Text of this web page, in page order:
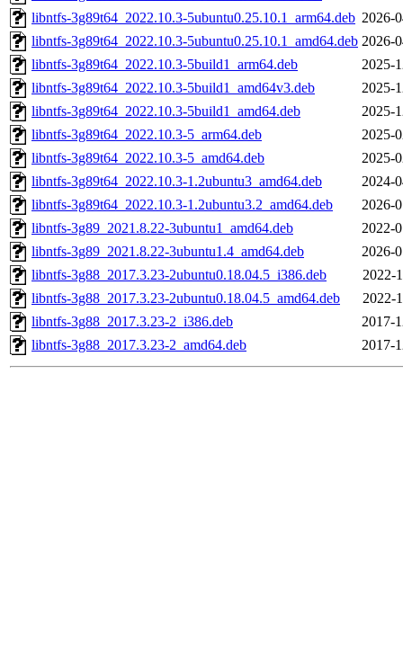
libntfs-3g89t64_2022.10.3-5ubuntu0.25.10.1_arm64.deb 2026-
libntfs-3g89t64_2022.10.3-5ubuntu0.25.10.1_amd64.deb 2026-
libntfs-3g89t64_2022.10.3-5build1_arm64.deb
2025-
libntfs-3g89t64_2022.10.3-5build1_amd64v3.deb
2025-
libntfs-3g89t64_2022.10.3-5build1_amd64.deb
2025-
libntfs-3g89t64_2022.10.3-5_arm64.deb
2025-
libntfs-3g89t64_2022.10.3-5_amd64.deb
2025-
libntfs-3g89t64_2022.10.3-1.2ubuntu3_amd64.deb
2024-
libntfs-3g89t64_2022.10.3-1.2ubuntu3.2_amd64.deb
2026-
libntfs-3g89_2021.8.22-3ubuntu1_amd64.deb
2022-
libntfs-3g89_2021.8.22-3ubuntu1.4_amd64.deb
2026-
libntfs-3g88_2017.3.23-2ubuntu0.18.04.5_i386.deb
2022-
libntfs-3g88_2017.3.23-2ubuntu0.18.04.5_amd64.deb
2022-
libntfs-3g88_2017.3.23-2_i386.deb
2017-
libntfs-3g88_2017.3.23-2_amd64.deb
2017-